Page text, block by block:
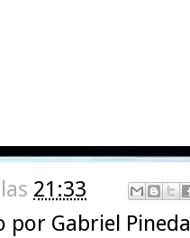
21:33
por Gabriel